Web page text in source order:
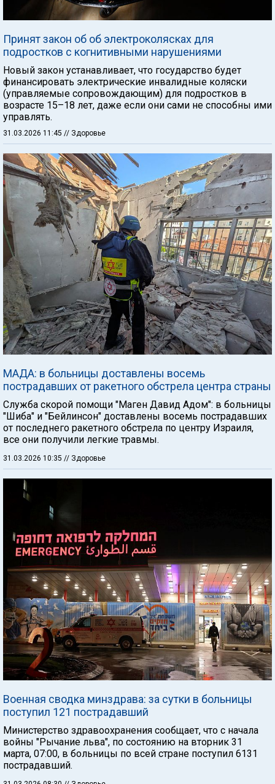
Принят закон об об электроколясках для
подростков с когнитивными нарушениями
Новый закон устанавливает, что государство будет
финансировать электрические инвалидные коляски
(управляемые сопровождающим) для подростков в
возрасте 15–18 лет, даже если они сами не способны ими
управлять.
31.03.2026 11:45 // Здоровье
МАДА: в больницы доставлены восемь
пострадавших от ракетного обстрела центра страны
Служба скорой помощи "Маген Давид Адом": в больницы
"Шиба" и "Бейлинсон" доставлены восемь пострадавших
от последнего ракетного обстрела по центру Израиля,
все они получили легкие травмы.
31.03.2026 10:35 // Здоровье
Военная сводка минздрава: за сутки в больницы
поступил 121 пострадавший
Министерство здравоохранения сообщает, что с начала
войны "Рычание льва", по состоянию на вторник 31
марта, 07:00, в больницы по всей стране поступил 6131
пострадавший.